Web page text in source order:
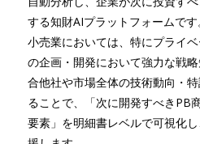
する知財AIプラットフォームです
小売業においては、特にプライ
の企画・開発において強力な戦
合他社や市場全体の技術動向・
ることで、「次に開発すべきPB
要素」を明細書レベルで可視化